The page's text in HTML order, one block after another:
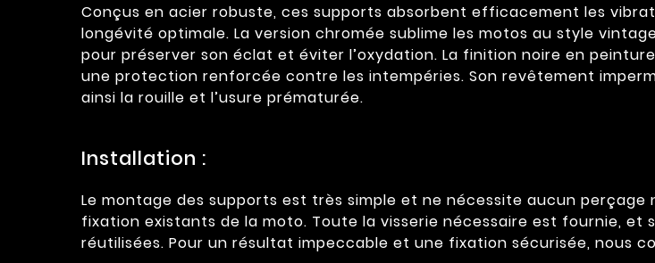
Conçus en acier robuste, ces supports absorbent efficacement les
longévité optimale. La version chromée sublime les motos au style
pour préserver son éclat et éviter l’oxydation. La finition noire en
une protection renforcée contre les intempéries. Son revêtement
ainsi la rouille et l’usure prématurée.
Installation :
Le montage des supports est très simple et ne nécessite aucun
fixation existants de la moto. Toute la visserie nécessaire est fournie, et
réutilisées. Pour un résultat impeccable et une fixation sécurisée, nous